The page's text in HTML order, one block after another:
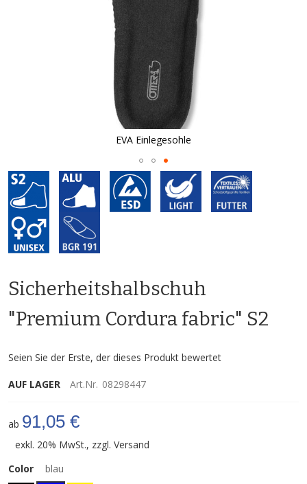
EVA Einlegesohle
Zum
Anfang
der
Bildgalerie
springen
Sicherheitshalbschuh
"Premium Cordura fabric" S2
Seien Sie der Erste, der dieses Produkt bewertet
AUF LAGER Art.Nr. 08298447
ab 91,05 €
exkl. 20% MwSt., zzgl. Versand
Color
blau